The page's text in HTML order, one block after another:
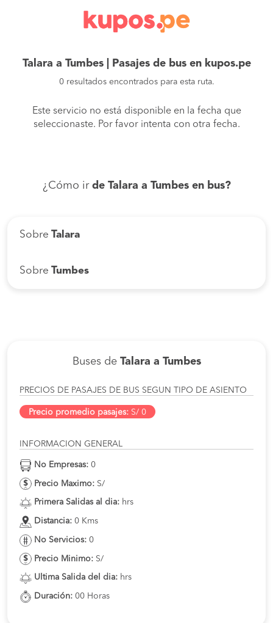
Talara a Tumbes | Pasajes de bus en kupos.pe
0 resultados encontrados para esta ruta.
Este servicio no está disponible en la fecha que
seleccionaste. Por favor intenta con otra fecha.
¿Cómo ir de Talara a Tumbes en bus?
Sobre Talara
Sobre Tumbes
Buses de Talara a Tumbes
PRECIOS DE PASAJES DE BUS SEGUN TIPO DE ASIENTO
Precio promedio pasajes: S/ 0
INFORMACION GENERAL
No Empresas: 0
Precio Maximo: S/
Primera Salidas al dia: hrs
Distancia: 0 Kms
No Servicios: 0
Precio Minimo: S/
Ultima Salida del dia: hrs
Duración: 00 Horas